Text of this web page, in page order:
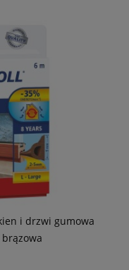
i drzwi gumowa